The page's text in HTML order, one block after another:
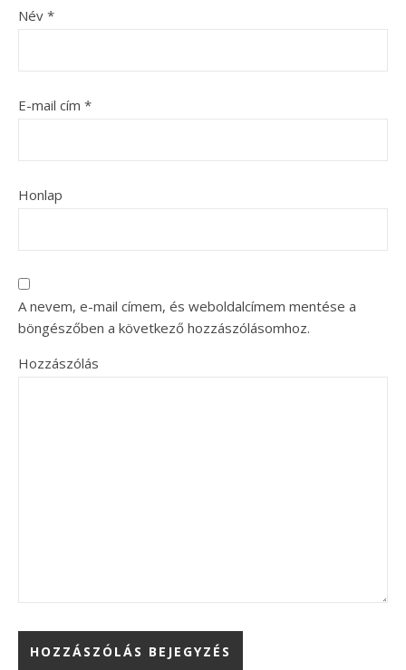
Név *
E-mail cím *
Honlap
A nevem, e-mail címem, és weboldalcímem mentése a
böngészőben a következő hozzászólásomhoz.
Hozzászólás